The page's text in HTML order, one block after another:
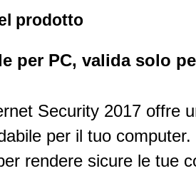
prodotto
per PC, valida solo
Security 2017 offre
per il tuo computer.
rendere sicure le tue